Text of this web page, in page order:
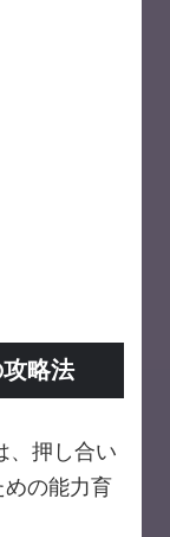
略法
、押し合い
の能力育